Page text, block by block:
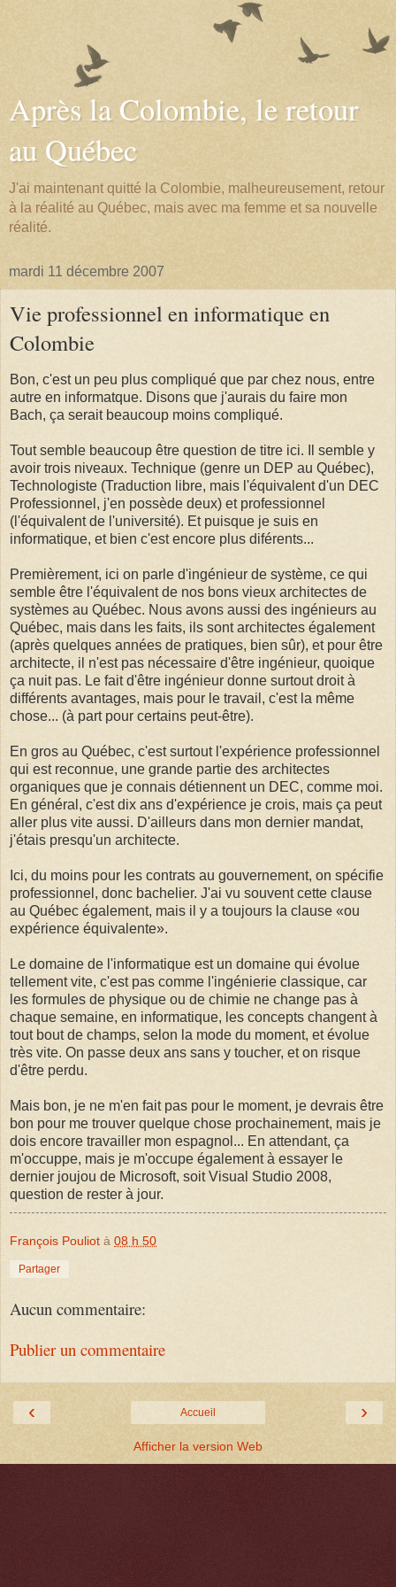
Après la Colombie, le retour
au Québec
J'ai maintenant quitté la Colombie, malheureusement, retour
à la réalité au Québec, mais avec ma femme et sa nouvelle
réalité.
mardi 11 décembre 2007
Vie professionnel en informatique en
Colombie
Bon, c'est un peu plus compliqué que par chez nous, entre
autre en informatque. Disons que j'aurais du faire mon
Bach, ça serait beaucoup moins compliqué.
Tout semble beaucoup être question de titre ici. Il semble y
avoir trois niveaux. Technique (genre un DEP au Québec),
Technologiste (Traduction libre, mais l'équivalent d'un DEC
Professionnel, j'en possède deux) et professionnel
(l'équivalent de l'université). Et puisque je suis en
informatique, et bien c'est encore plus diférents...
Premièrement, ici on parle d'ingénieur de système, ce qui
semble être l'équivalent de nos bons vieux architectes de
systèmes au Québec. Nous avons aussi des ingénieurs au
Québec, mais dans les faits, ils sont architectes également
(après quelques années de pratiques, bien sûr), et pour être
architecte, il n'est pas nécessaire d'être ingénieur, quoique
ça nuit pas. Le fait d'être ingénieur donne surtout droit à
différents avantages, mais pour le travail, c'est la même
chose... (à part pour certains peut-être).
En gros au Québec, c'est surtout l'expérience professionnel
qui est reconnue, une grande partie des architectes
organiques que je connais détiennent un DEC, comme moi.
En général, c'est dix ans d'expérience je crois, mais ça peut
aller plus vite aussi. D'ailleurs dans mon dernier mandat,
j'étais presqu'un architecte.
Ici, du moins pour les contrats au gouvernement, on spécifie
professionnel, donc bachelier. J'ai vu souvent cette clause
au Québec également, mais il y a toujours la clause «ou
expérience équivalente».
Le domaine de l'informatique est un domaine qui évolue
tellement vite, c'est pas comme l'ingénierie classique, car
les formules de physique ou de chimie ne change pas à
chaque semaine, en informatique, les concepts changent à
tout bout de champs, selon la mode du moment, et évolue
très vite. On passe deux ans sans y toucher, et on risque
d'être perdu.
Mais bon, je ne m'en fait pas pour le moment, je devrais être
bon pour me trouver quelque chose prochainement, mais je
dois encore travailler mon espagnol... En attendant, ça
m'occuppe, mais je m'occupe également à essayer le
dernier joujou de Microsoft, soit Visual Studio 2008,
question de rester à jour.
François Pouliot à 08 h 50
Partager
Aucun commentaire:
Publier un commentaire
‹ ›
Accueil
Afficher la version Web